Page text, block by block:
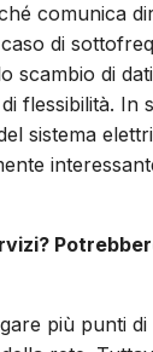
comunica
di
scambio di
flessibilità. In
sistema
più punti di